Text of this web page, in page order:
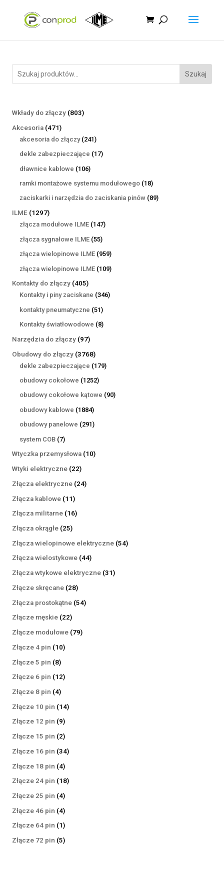
Szukaj
Wkłady do złączy 803803
Akcesoria 471471
produktów
akcesoria do złączy 241241
produktów
dekle zabezpieczające 1717
dławnice kablowe 106106
produktów
ramki montażowe systemu modułowego 1818
produktów
zaciskarki i narzędzia do zaciskania pinów 8989
ILME 12971297
produktów
złącza modułowe ILME 147147
złącza sygnałowe ILME 5555
produktów
złącza wielopinowe ILME 959959
produktów
złącza wielopinowe ILME 109109
Kontakty do złączy 405405
produktów
Kontakty i piny zaciskane 346346
kontakty pneumatyczne 5151
produktów
Kontakty światłowodowe 88
Narzędzia do złączy 9797
produktów
Obudowy do złączy 37683768
produktów
dekle zabezpieczające 179179
obudowy cokołowe 12521252
produkty
obudowy cokołowe kątowe 9090
obudowy kablowe 18841884
produkty
obudowy panelowe 291291
system COB 77
produktów
Wtyczka przemysłowa 1010
Wtyki elektryczne 2222
produkty
Złącza elektryczne 2424
Złącza kablowe 1111
produktów
Złącza militarne 1616
Złącza okrągłe 2525
produktów
Złącza wielopinowe elektryczne 5454
Złącza wielostykowe 4444
produkty
Złącza wtykowe elektryczne 3131
Złącze skręcane 2828
produktów
Złącza prostokątne 5454
Złącze męskie 2222
produkty
Złącze modułowe 7979
Złącze 4 pin 1010
Złącze 5 pin 88
produktów
Złącze 6 pin 1212
Złącze 8 pin 44
produkty
Złącze 10 pin 1414
Złącze 12 pin 99
produktów
Złącze 15 pin 22
produkty
Złącze 16 pin 3434
Złącze 18 pin 44
produkty
Złącze 24 pin 1818
Złącze 25 pin 44
produkty
Złącze 46 pin 44
produkty
Złącze 64 pin 11
produkt
Złącze 72 pin 55